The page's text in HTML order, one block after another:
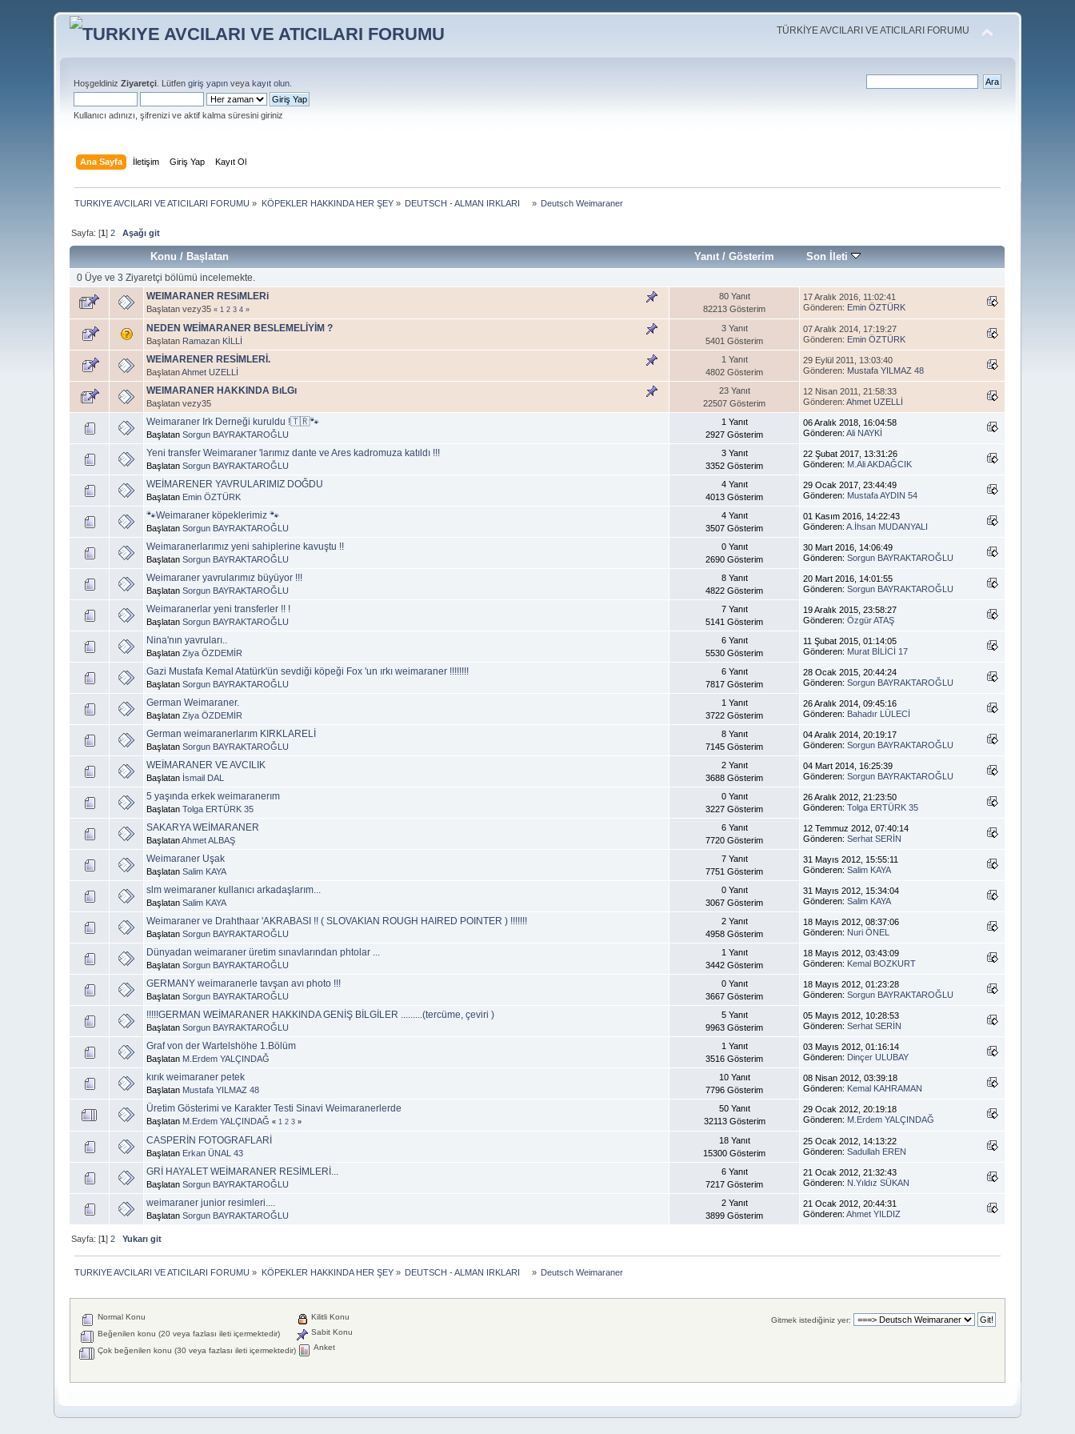
TÜRKİYE AVCILARI VE ATICILARI FORUMU
HoşgeldinizZiyaretçi . Lütfengiriş yapın veyakayıt olun
Kullanıcı adınızı, şifrenizi ve aktif kalma süresini giriniz
Ana Sayfa İletişim Giriş Yap Kayıt Ol
TURKIYE AVCILARI VE ATICILARI FORUMU » KÖPEKLER HAKKINDA HER ŞEY» DEUTSCH - ALMAN IRKLARI » Deutsch Weimaraner
Sayfa: [1]2 Aşağı git
Konu /Başlatan Yanıt/ Gösterim Son İleti
0 Üye ve 3 Ziyaretçi bölümü incelemekte.
WEIMARANER RESiMLERi
Başlatan vezy35« 1 2 3 4 »
80 Yanıt
82213 Gösterim
17 Aralık 2016, 11:02:41
Gönderen: Emin ÖZTÜRK
NEDEN WEİMARANER BESLEMELİYİM ?
Başlatan Ramazan KİLLİ
3 Yanıt
5401 Gösterim
07 Aralık 2014, 17:19:27
Gönderen: Emin ÖZTÜRK
WEİMARENER RESİMLERİ.
BaşlatanAhmet UZELLİ
1 Yanıt
4802 Gösterim
29 Eylül 2011, 13:03:40
Gönderen: Mustafa YILMAZ 48
WEIMARANER HAKKINDA BıLGı
Başlatan vezy35
23 Yanıt
22507 Gösterim
12 Nisan 2011, 21:58:33
Gönderen:Ahmet UZELLİ
Weimaraner Irk Derneği kuruldu !🇹🇷🐾
BaşlatanSorgun BAYRAKTAROĞLU
1 Yanıt
2927 Gösterim
06 Aralık 2018, 16:04:58
Gönderen:Ali NAYKİ
Yeni transfer Weimaraner 'larımız dante ve Ares kadromuza katıldı !!!
BaşlatanSorgun BAYRAKTAROĞLU
3 Yanıt
3352 Gösterim
22 Şubat 2017, 13:31:26
Gönderen: M.Ali AKDAĞCIK
WEİMARENER YAVRULARIMIZ DOĞDU
Başlatan Emin ÖZTÜRK
4 Yanıt
4013 Gösterim
29 Ocak 2017, 23:44:49
Gönderen: Mustafa AYDIN 54
🐾Weimaraner köpeklerimiz 🐾
BaşlatanSorgun BAYRAKTAROĞLU
4 Yanıt
3507 Gösterim
01 Kasım 2016, 14:22:43
Gönderen:A.İhsan MUDANYALI
Weimaranerlarımız yeni sahiplerine kavuştu !!
BaşlatanSorgun BAYRAKTAROĞLU
0 Yanıt
2690 Gösterim
30 Mart 2016, 14:06:49
Gönderen:Sorgun BAYRAKTAROĞLU
Weimaraner yavrularımız büyüyor !!!
BaşlatanSorgun BAYRAKTAROĞLU
8 Yanıt
4822 Gösterim
20 Mart 2016, 14:01:55
Gönderen:Sorgun BAYRAKTAROĞLU
Weimaranerlar yeni transferler !! !
BaşlatanSorgun BAYRAKTAROĞLU
7 Yanıt
5141 Gösterim
19 Aralık 2015, 23:58:27
Gönderen:Özgür ATAŞ
Nina'nın yavruları..
BaşlatanZiya ÖZDEMİR
6 Yanıt
5530 Gösterim
11 Şubat 2015, 01:14:05
Gönderen: Murat BİLİCİ 17
Gazi Mustafa Kemal Atatürk'ün sevdiği köpeği Fox 'un ırkı weimaraner !!!!!!!!
BaşlatanSorgun BAYRAKTAROĞLU
6 Yanıt
7817 Gösterim
28 Ocak 2015, 20:44:24
Gönderen:Sorgun BAYRAKTAROĞLU
German Weimaraner.
BaşlatanZiya ÖZDEMİR
1 Yanıt
3722 Gösterim
26 Aralık 2014, 09:45:16
Gönderen: Bahadır LÜLECİ
German weimaranerlarım KIRKLARELİ
BaşlatanSorgun BAYRAKTAROĞLU
8 Yanıt
7145 Gösterim
04 Aralık 2014, 20:19:17
Gönderen:Sorgun BAYRAKTAROĞLU
WEİMARANER VE AVCILIK
Başlatan İsmail DAL
2 Yanıt
3688 Gösterim
04 Mart 2014, 16:25:39
Gönderen:Sorgun BAYRAKTAROĞLU
5 yaşında erkek weimaranerım
BaşlatanTolga ERTÜRK 35
0 Yanıt
3227 Gösterim
26 Aralık 2012, 21:23:50
Gönderen:Tolga ERTÜRK 35
SAKARYA WEİMARANER
BaşlatanAhmet ALBAŞ
6 Yanıt
7720 Gösterim
12 Temmuz 2012, 07:40:14
Gönderen:Serhat SERİN
Weimaraner Uşak
BaşlatanSalim KAYA
7 Yanıt
7751 Gösterim
31 Mayıs 2012, 15:55:11
Gönderen:Salim KAYA
slm weimaraner kullanıcı arkadaşlarım...
BaşlatanSalim KAYA
0 Yanıt
3067 Gösterim
31 Mayıs 2012, 15:34:04
Gönderen:Salim KAYA
Weimaraner ve Drahthaar 'AKRABASI !! ( SLOVAKIAN ROUGH HAIRED POINTER ) !!!!!!!
BaşlatanSorgun BAYRAKTAROĞLU
2 Yanıt
4958 Gösterim
18 Mayıs 2012, 08:37:06
Gönderen: Nuri ÖNEL
Dünyadan weimaraner üretim sınavlarından phtolar ...
BaşlatanSorgun BAYRAKTAROĞLU
1 Yanıt
3442 Gösterim
18 Mayıs 2012, 03:43:09
Gönderen: Kemal BOZKURT
GERMANY weimaranerle tavşan avı photo !!!
BaşlatanSorgun BAYRAKTAROĞLU
0 Yanıt
3667 Gösterim
18 Mayıs 2012, 01:23:28
Gönderen:Sorgun BAYRAKTAROĞLU
!!!!!GERMAN WEİMARANER HAKKINDA GENİŞ BİLGİLER .........(tercüme, çeviri )
BaşlatanSorgun BAYRAKTAROĞLU
5 Yanıt
9963 Gösterim
05 Mayıs 2012, 10:28:53
Gönderen:Serhat SERİN
Graf von der Wartelshöhe 1.Bölüm
Başlatan M.Erdem YALÇINDAĞ
1 Yanıt
3516 Gösterim
03 Mayıs 2012, 01:16:14
Gönderen: Dinçer ULUBAY
kırık weimaraner petek
Başlatan Mustafa YILMAZ 48
10 Yanıt
7796 Gösterim
08 Nisan 2012, 03:39:18
Gönderen: Kemal KAHRAMAN
Üretim Gösterimi ve Karakter Testi Sinavi Weimaranerlerde
Başlatan M.Erdem YALÇINDAĞ « 1 2 3 »
50 Yanıt
32113 Gösterim
29 Ocak 2012, 20:19:18
Gönderen: M.Erdem YALÇINDAĞ
CASPERİN FOTOGRAFLARİ
Başlatan Erkan ÜNAL 43
18 Yanıt
15300 Gösterim
25 Ocak 2012, 14:13:22
Gönderen:Sadullah EREN
GRİ HAYALET WEİMARANER RESİMLERİ...
BaşlatanSorgun BAYRAKTAROĞLU
6 Yanıt
7217 Gösterim
21 Ocak 2012, 21:32:43
Gönderen: N.Yıldız SÜKAN
weimaraner junior resimleri....
BaşlatanSorgun BAYRAKTAROĞLU
2 Yanıt
3899 Gösterim
21 Ocak 2012, 20:44:31
Gönderen:Ahmet YILDIZ
Sayfa: [1]2 Yukarı git
TURKIYE AVCILARI VE ATICILARI FORUMU » KÖPEKLER HAKKINDA HER ŞEY» DEUTSCH - ALMAN IRKLARI » Deutsch Weimaraner
Gitmek istediğiniz yer:
Normal Konu
Beğenilen konu (20 veya fazlası ileti içermektedir)
Çok beğenilen konu (30 veya fazlası ileti içermektedir)
Kilitli Konu
Sabit Konu
Anket